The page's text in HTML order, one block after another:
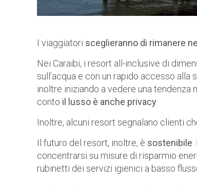
I viaggiatori sceglieranno di rimanere
Nei Caraibi, i resort all-inclusive di
sull’acqua e con un rapido accesso
inoltre iniziando a vedere una
conto il lusso è anche privacy.
Inoltre, alcuni resort segnalano clienti
Il futuro del resort, inoltre, è sostenibile
concentrarsi su misure di risparmio
rubinetti dei servizi igienici a basso